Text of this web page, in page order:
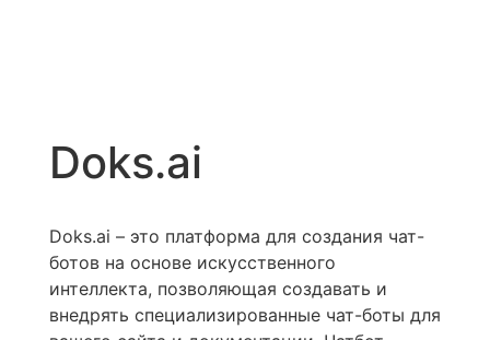
Doks.ai
Doks.ai – это платформа для создания чат-
ботов на основе искусственного
интеллекта, позволяющая создавать и
внедрять специализированные чат-боты для